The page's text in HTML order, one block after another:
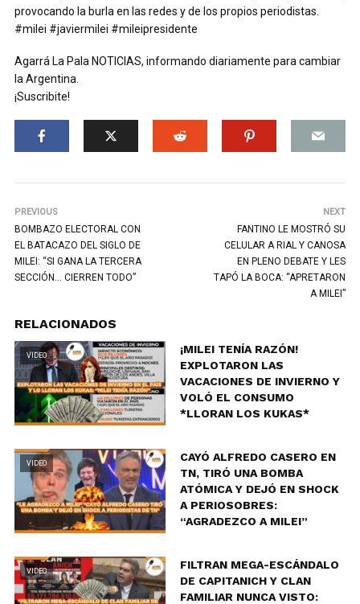
provocando la burla en las redes y de los propios periodistas.
#milei #javiermilei #mileipresidente
Agarrá La Pala NOTICIAS, informando diariamente para cambiar
la Argentina.
¡Suscribite!
PREVIOUS
BOMBAZO ELECTORAL CON
EL BATACAZO DEL SIGLO DE
MILEI: “SI GANA LA TERCERA
SECCIÓN… CIERREN TODO”
NEXT
FANTINO LE MOSTRÓ SU
CELULAR A RIAL Y CANOSA
EN PLENO DEBATE Y LES
TAPÓ LA BOCA: “APRETARON
A MILEI”
RELACIONADOS
VIDEO
¡MILEI TENÍA RAZÓN!
EXPLOTARON LAS
VACACIONES DE INVIERNO Y
VOLÓ EL CONSUMO
*LLORAN LOS KUKAS*
VIDEO
CAYÓ ALFREDO CASERO EN
TN, TIRÓ UNA BOMBA
ATÓMICA Y DEJÓ EN SHOCK
A PERIOSOBRES:
“AGRADEZCO A MILEI”
VIDEO
FILTRAN MEGA-ESCÁNDALO
DE CAPITANICH Y CLAN
FAMILIAR NUNCA VISTO: